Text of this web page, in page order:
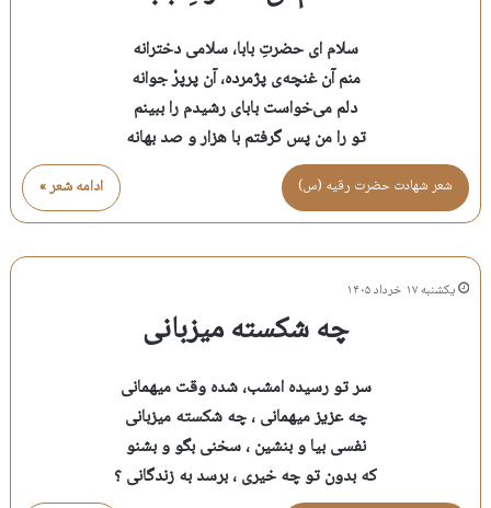
سلام ای حضرتِ بابا، سلامی دخترانه
منم آن غنچه‌ی پژمرده، آن پرپرْ جوانه
دلم می‌خواست بابای رشیدم را ببینم
تو را من پس گرفتم با هزار و صد بهانه
ادامه شعر » شعر شهادت حضرت رقيه (س)
یکشنبه ۱۷ خرداد ۱۴۰۵
چه شکسته میزبانی
سر تو رسیده امشب، شده وقت میهمانی
چه عزیز میهمانی ، چه شکسته میزبانی
نفسی بیا و بنشین ، سخنی بگو و بشنو
که بدون تو چه خیری ، برسد به زندگانی ؟